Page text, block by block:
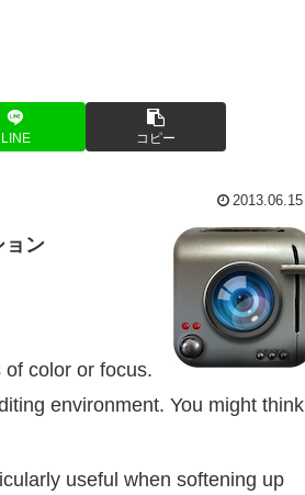
LINE コピー
2013.06.15
ョン
of color or focus.
environment. You might think
useful when softening up